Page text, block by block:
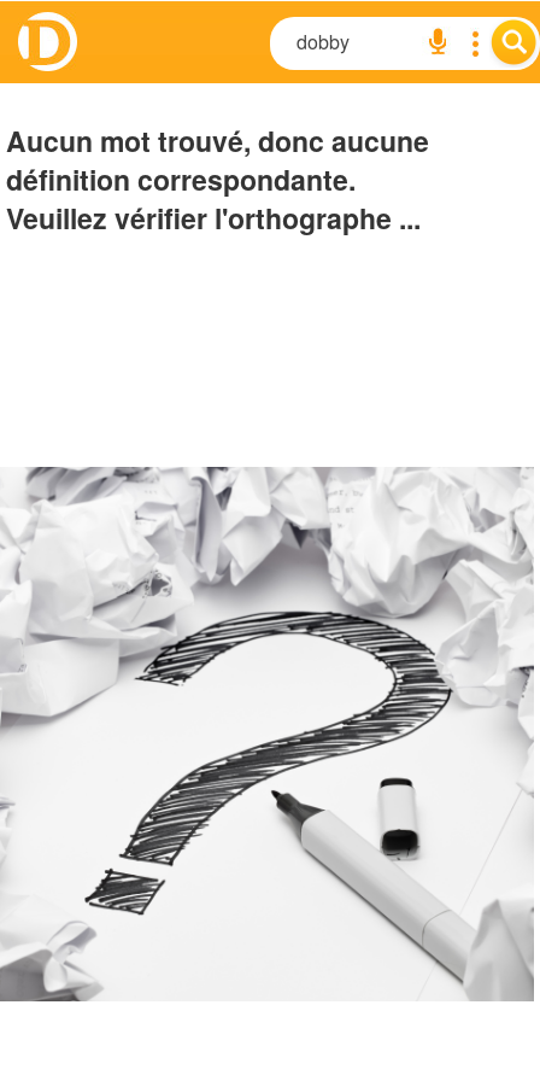
Aucun mot trouvé, donc aucune
définition correspondante.
Veuillez vérifier l'orthographe ...